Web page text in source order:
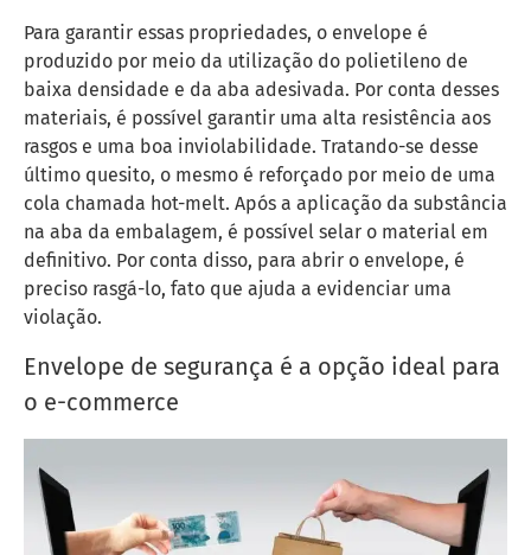
Para garantir essas propriedades, o envelope é
produzido por meio da utilização do polietileno de
baixa densidade e da aba adesivada. Por conta desses
materiais, é possível garantir uma alta resistência aos
rasgos e uma boa inviolabilidade. Tratando-se desse
último quesito, o mesmo é reforçado por meio de uma
cola chamada hot-melt. Após a aplicação da substância
na aba da embalagem, é possível selar o material em
definitivo. Por conta disso, para abrir o envelope, é
preciso rasgá-lo, fato que ajuda a evidenciar uma
violação.
Envelope de segurança é a opção ideal para
o e-commerce